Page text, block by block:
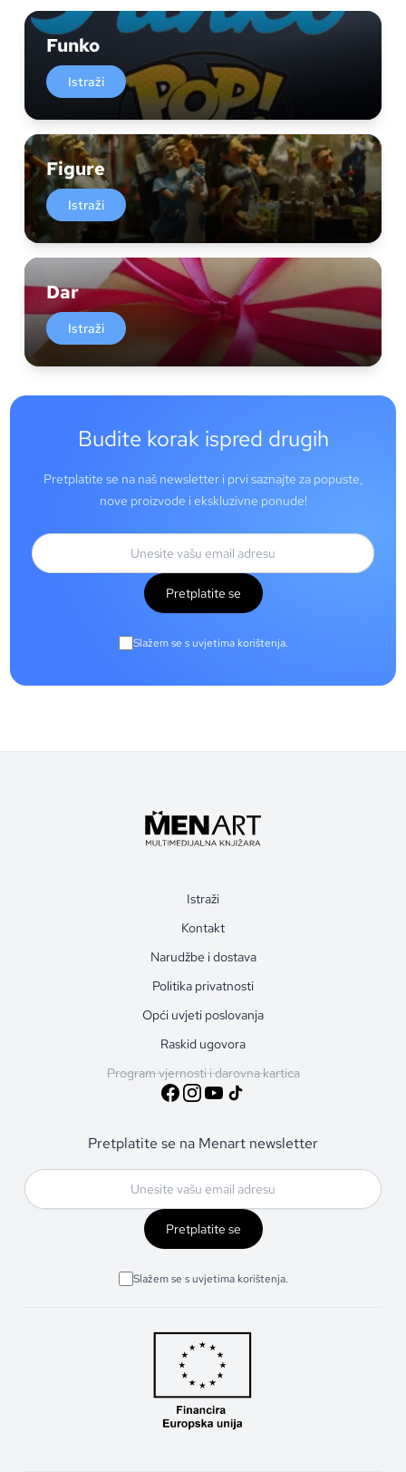
Funko
Istraži
Figure
Istraži
Dar
Istraži
Budite korak ispred drugih
Pretplatite se na naš newsletter i prvi saznajte za popuste,
nove proizvode i ekskluzivne ponude!
Pretplatite se
Slažem se s uvjetima korištenja.
Istraži
Kontakt
Narudžbe i dostava
Politika privatnosti
Opći uvjeti poslovanja
Raskid ugovora
Program vjernosti i darovna kartica
Pretplatite se na Menart newsletter
Pretplatite se
Slažem se s uvjetima korištenja.